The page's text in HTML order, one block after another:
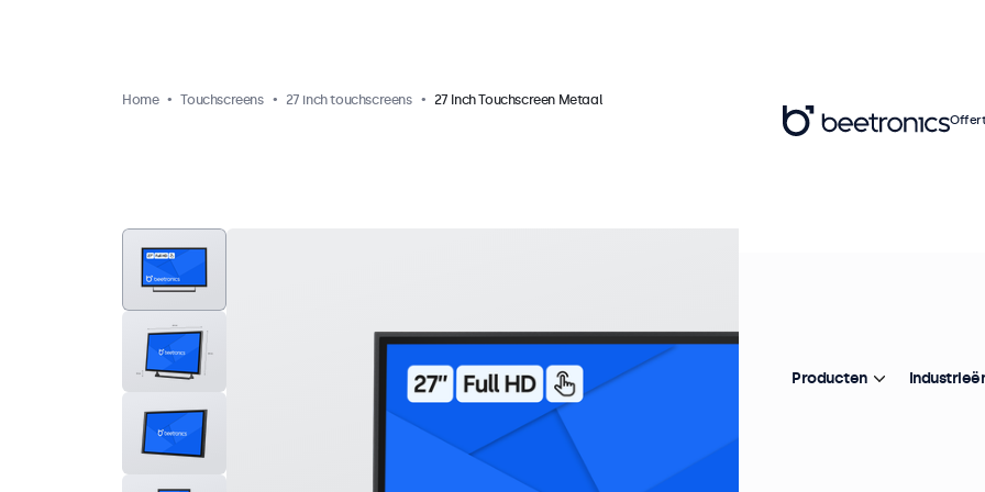
Home Touchscreens 27 inch touchscreens 27 Inch Touchscreen Metaal
Producten